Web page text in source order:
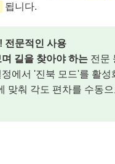
됩니다.
전문적인 사용
길을 찾아야 하는 전문
에서 '진북 모드'를 활성
맞춰 각도 편차를 수동